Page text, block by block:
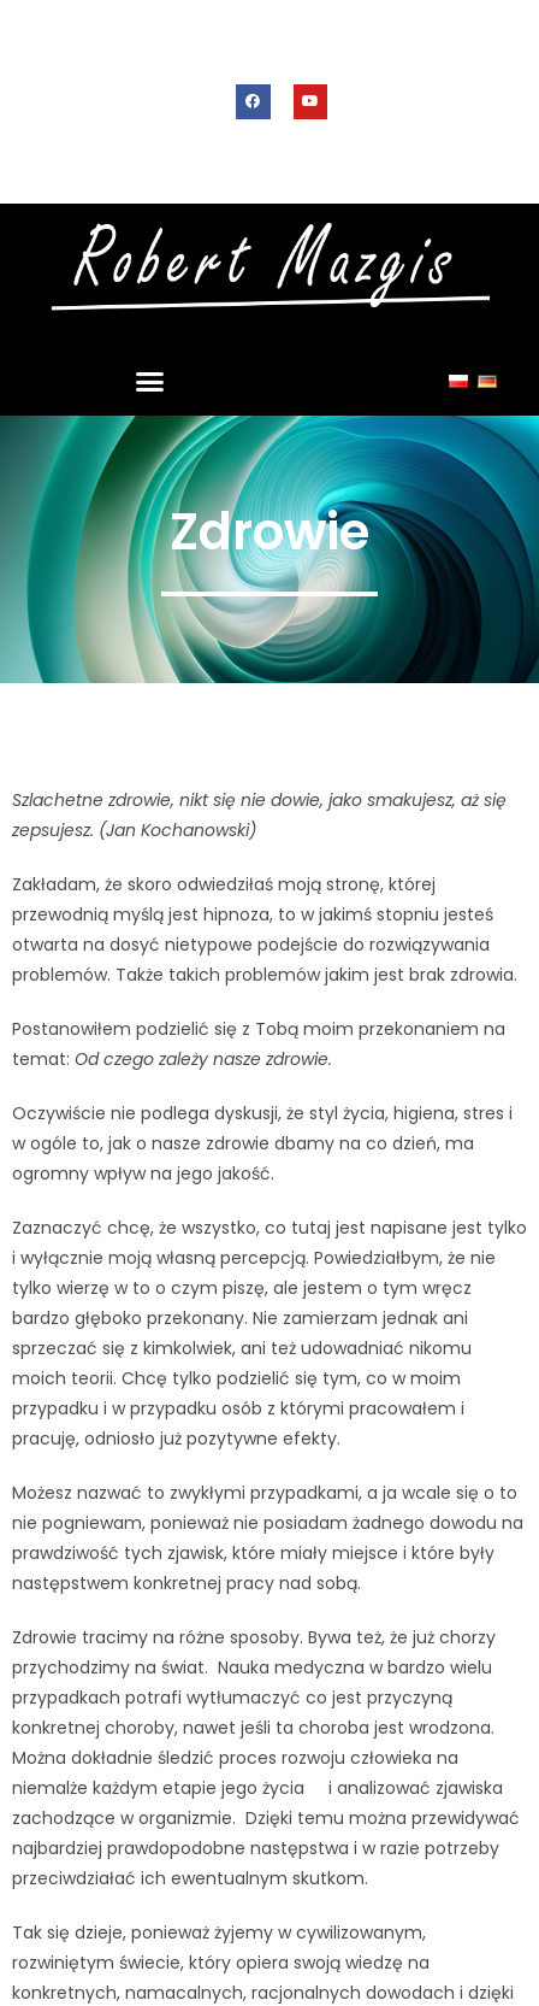
Zdrowie
Szlachetne zdrowie, nikt się nie dowie, jako smakujesz, aż się
zepsujesz. (Jan Kochanowski)
Zakładam, że skoro odwiedziłaś moją stronę, której
przewodnią myślą jest hipnoza, to w jakimś stopniu jesteś
otwarta na dosyć nietypowe podejście do rozwiązywania
problemów. Także takich problemów jakim jest brak zdrowia.
Postanowiłem podzielić się z Tobą moim przekonaniem na
temat: Od czego zależy nasze zdrowie.
Oczywiście nie podlega dyskusji, że styl życia, higiena, stres i
w ogóle to, jak o nasze zdrowie dbamy na co dzień, ma
ogromny wpływ na jego jakość.
Zaznaczyć chcę, że wszystko, co tutaj jest napisane jest tylko
i wyłącznie moją własną percepcją. Powiedziałbym, że nie
tylko wierzę w to o czym piszę, ale jestem o tym wręcz
bardzo głęboko przekonany. Nie zamierzam jednak ani
sprzeczać się z kimkolwiek, ani też udowadniać nikomu
moich teorii. Chcę tylko podzielić się tym, co w moim
przypadku i w przypadku osób z którymi pracowałem i
pracuję, odniosło już pozytywne efekty.
Możesz nazwać to zwykłymi przypadkami, a ja wcale się o to
nie pogniewam, ponieważ nie posiadam żadnego dowodu na
prawdziwość tych zjawisk, które miały miejsce i które były
następstwem konkretnej pracy nad sobą.
Zdrowie tracimy na różne sposoby. Bywa też, że już chorzy
przychodzimy na świat. Nauka medyczna w bardzo wielu
przypadkach potrafi wytłumaczyć co jest przyczyną
konkretnej choroby, nawet jeśli ta choroba jest wrodzona.
Można dokładnie śledzić proces rozwoju człowieka na
niemalże każdym etapie jego życia i analizować zjawiska
zachodzące w organizmie. Dzięki temu można przewidywać
najbardziej prawdopodobne następstwa i w razie potrzeby
przeciwdziałać ich ewentualnym skutkom.
Tak się dzieje, ponieważ żyjemy w cywilizowanym,
rozwiniętym świecie, który opiera swoją wiedzę na
konkretnych, namacalnych, racjonalnych dowodach i dzięki